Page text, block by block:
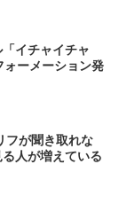
イチャイチャ
ーメーション発
フが聞き取れな
人が増えている